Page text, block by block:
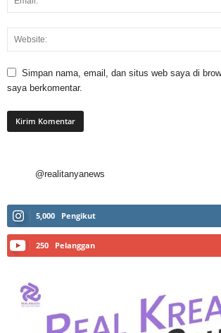
Simpan nama, email, dan situs web saya di
saya berkomentar.
@realitanyanews
5,000 Pengikut
250 Pelanggan